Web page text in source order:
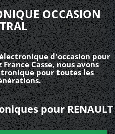
OCCASION
d'occasion pour
Casse, nous avons
pour toutes les
pour RENAULT